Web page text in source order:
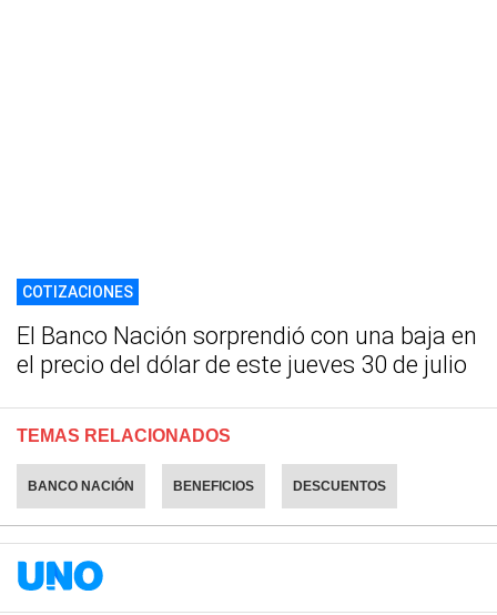
COTIZACIONES
El Banco Nación sorprendió con una baja en
el precio del dólar de este jueves 30 de julio
TEMAS RELACIONADOS
BANCO NACIÓN BENEFICIOS DESCUENTOS